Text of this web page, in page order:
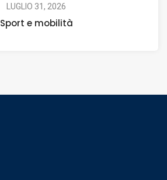
LUGLIO 31, 2026
Sport e mobilità